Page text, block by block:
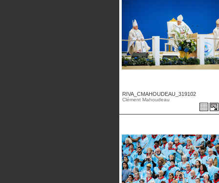
RIVA_CMAHOUDEAU_319102
Clément Mahoudeau